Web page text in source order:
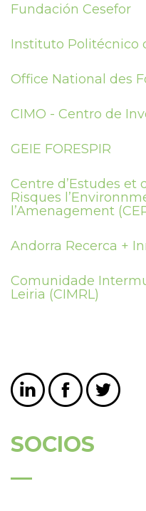
Fundación Cesefor
Instituto Politécnico
Office National des
CIMO - Centro de
GEIE FORESPIR
Centre d’Estudes et
Risques
l’Amenagement
Andorra Recerca +
Comunidade
Leiria (CIMRL)
SOCIOS